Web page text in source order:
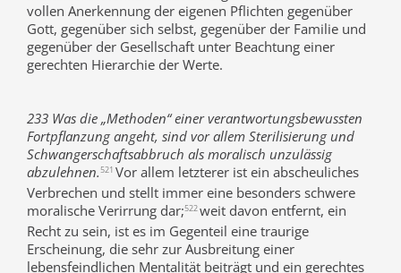
vollen Anerkennung der eigenen Pflichten gegenüber
Gott, gegenüber sich selbst, gegenüber der Familie und
gegenüber der Gesellschaft unter Beachtung einer
gerechten Hierarchie der Werte.
233 Was die „Methoden“ einer verantwortungsbewussten
Fortpflanzung angeht, sind vor allem Sterilisierung und
Schwangerschaftsabbruch als moralisch unzulässig
abzulehnen.521 Vor allem letzterer ist ein abscheuliches
Verbrechen und stellt immer eine besonders schwere
moralische Verirrung dar;522weit davon entfernt, ein
Recht zu sein, ist es im Gegenteil eine traurige
Erscheinung, die sehr zur Ausbreitung einer
lebensfeindlichen Mentalität beiträgt und ein gerechtes